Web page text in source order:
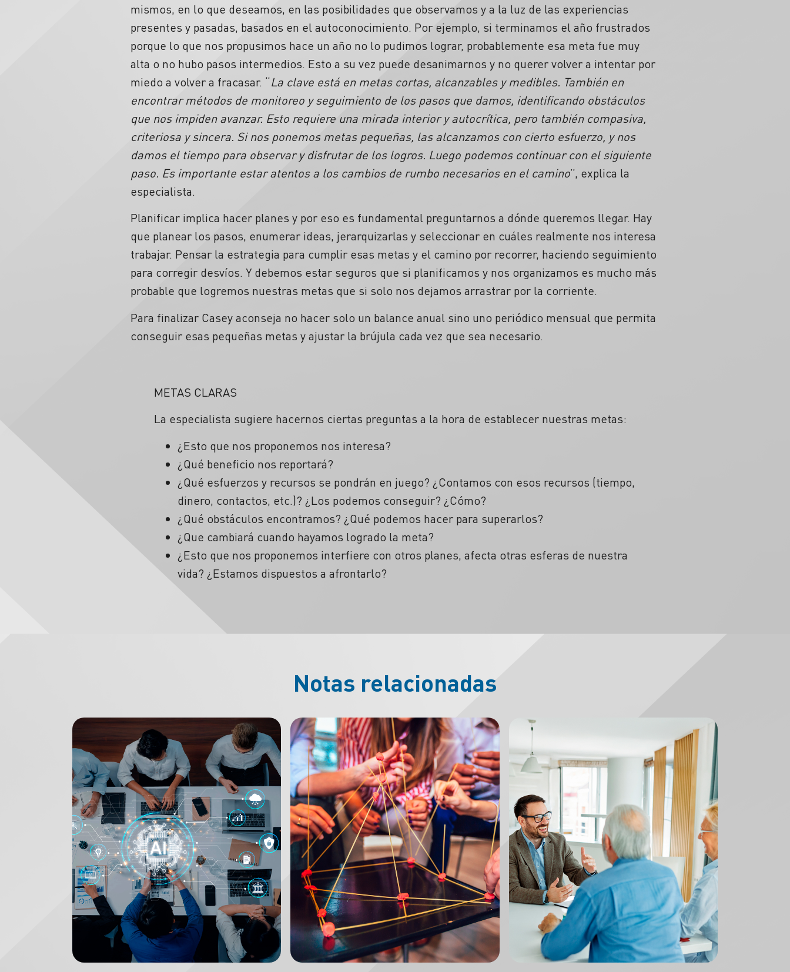
mismos, en lo que deseamos, en las posibilidades que observamos y a la luz de las experiencias
presentes y pasadas, basados en el autoconocimiento. Por ejemplo, si terminamos el año frustrados
porque lo que nos propusimos hace un año no lo pudimos lograr, probablemente esa meta fue muy
alta o no hubo pasos intermedios. Esto a su vez puede desanimarnos y no querer volver a intentar por
miedo a volver a fracasar. “La clave está en metas cortas, alcanzables y medibles. También en
encontrar métodos de monitoreo y seguimiento de los pasos que damos, identificando obstáculos
que nos impiden avanzar. Esto requiere una mirada interior y autocrítica, pero también compasiva,
criteriosa y sincera. Si nos ponemos metas pequeñas, las alcanzamos con cierto esfuerzo, y nos
damos el tiempo para observar y disfrutar de los logros. Luego podemos continuar con el siguiente
paso. Es importante estar atentos a los cambios de rumbo necesarios en el camino”, explica la
especialista.
Planificar implica hacer planes y por eso es fundamental preguntarnos a dónde queremos llegar. Hay
que planear los pasos, enumerar ideas, jerarquizarlas y seleccionar en cuáles realmente nos interesa
trabajar. Pensar la estrategia para cumplir esas metas y el camino por recorrer, haciendo seguimiento
para corregir desvíos. Y debemos estar seguros que si planificamos y nos organizamos es mucho más
probable que logremos nuestras metas que si solo nos dejamos arrastrar por la corriente.
Para finalizar Casey aconseja no hacer solo un balance anual sino uno periódico mensual que permita
conseguir esas pequeñas metas y ajustar la brújula cada vez que sea necesario.
METAS CLARAS
La especialista sugiere hacernos ciertas preguntas a la hora de establecer nuestras metas:
¿Esto que nos proponemos nos interesa?
¿Qué beneficio nos reportará?
¿Qué esfuerzos y recursos se pondrán en juego? ¿Contamos con esos recursos (tiempo,
dinero, contactos, etc.)? ¿Los podemos conseguir? ¿Cómo?
¿Qué obstáculos encontramos? ¿Qué podemos hacer para superarlos?
¿Que cambiará cuando hayamos logrado la meta?
¿Esto que nos proponemos interfiere con otros planes, afecta otras esferas de nuestra
vida? ¿Estamos dispuestos a afrontarlo?
Notas relacionadas